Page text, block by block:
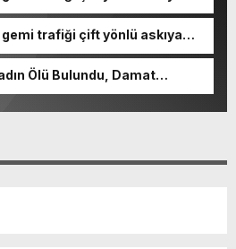
trafiği çift yönlü askıya
Ölü Bulundu, Damat